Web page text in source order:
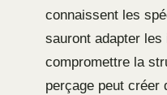
connaissent les
sauront adapter
compromettre la
perçage peut créer